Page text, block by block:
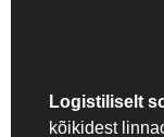
Logistiliselt
kõikidest